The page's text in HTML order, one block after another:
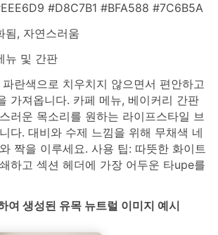
#D8C7B1 #BFA588 #7C6B5A
됨, 자연스러움
뉴 및 간판
란색으로 치우치지 않으면서 편안하고
가져옵니다. 카페 메뉴, 베이커리 간판
러운 목소리를 원하는 라이프스타일 브
다. 대비와 수제 느낌을 위해 무채색 네
짝을 이루세요. 사용 팁: 따뜻한 화이트
하고 섹션 헤더에 가장 어두운 타upe를
여 생성된 유목 뉴트럴 이미지 예시